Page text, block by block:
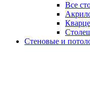
Все
Стеновые и